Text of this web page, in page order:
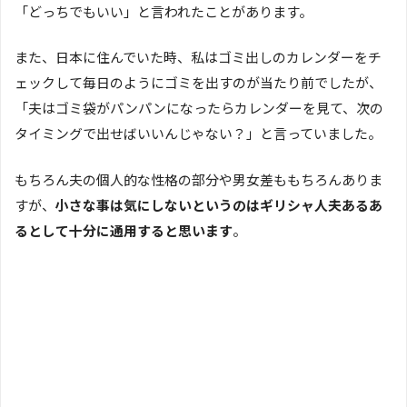
「どっちでもいい」と言われたことがあります。
また、日本に住んでいた時、私はゴミ出しのカレンダーをチ
ェックして毎日のようにゴミを出すのが当たり前でしたが、
「夫はゴミ袋がパンパンになったらカレンダーを見て、次の
タイミングで出せばいいんじゃない？」と言っていました。
もちろん夫の個人的な性格の部分や男女差ももちろんありま
すが、 小さな事は気にしないというのはギリシャ人夫あるあ
るとして十分に通用すると思います。